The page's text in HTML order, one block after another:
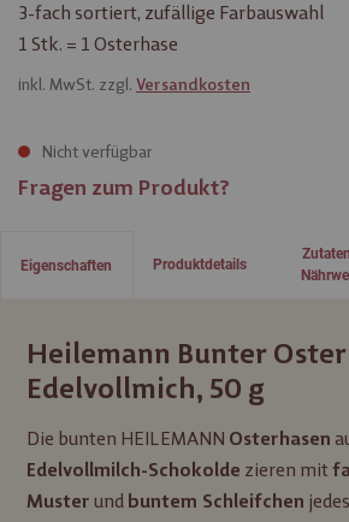
3-fach sortiert, zufällige Farbauswahl
1 Stk. = 1 Osterhase
inkl. MwSt. zzgl. Versandkosten
Nicht verfügbar
Fragen zum Produkt?
Eigenschaften
Heilemann Bunter
Edelvollmich, 50 g
Die bunten HEILEMANN Osterhasen
Edelvollmilch-Schokolde zieren mit
Muster und buntem Schleifchen
Produktdetails